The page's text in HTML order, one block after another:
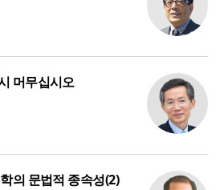
머무십시오
의 문법적 종속성(2)